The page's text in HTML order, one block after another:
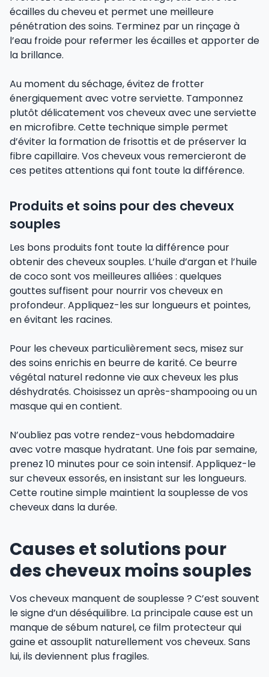
écailles du cheveu et permet une meilleure
pénétration des soins. Terminez par un rinçage à
l’eau froide pour refermer les écailles et apporter de
la brillance.
Au moment du séchage, évitez de frotter
énergiquement avec votre serviette. Tamponnez
plutôt délicatement vos cheveux avec une serviette
en microfibre. Cette technique simple permet
d’éviter la formation de frisottis et de préserver la
fibre capillaire. Vos cheveux vous remercieront de
ces petites attentions qui font toute la différence.
Produits et soins pour des cheveux
souples
Les bons produits font toute la différence pour
obtenir des cheveux souples. L’huile d’argan et l’huile
de coco sont vos meilleures alliées : quelques
gouttes suffisent pour nourrir vos cheveux en
profondeur. Appliquez-les sur longueurs et pointes,
en évitant les racines.
Pour les cheveux particulièrement secs, misez sur
des soins enrichis en beurre de karité. Ce beurre
végétal naturel redonne vie aux cheveux les plus
déshydratés. Choisissez un après-shampooing ou un
masque qui en contient.
N’oubliez pas votre rendez-vous hebdomadaire
avec votre masque hydratant. Une fois par semaine,
prenez 10 minutes pour ce soin intensif. Appliquez-le
sur cheveux essorés, en insistant sur les longueurs.
Cette routine simple maintient la souplesse de vos
cheveux dans la durée.
Causes et solutions pour
des cheveux moins souples
Vos cheveux manquent de souplesse ? C’est souvent
le signe d’un déséquilibre. La principale cause est un
manque de sébum naturel, ce film protecteur qui
gaine et assouplit naturellement vos cheveux. Sans
lui, ils deviennent plus fragiles.